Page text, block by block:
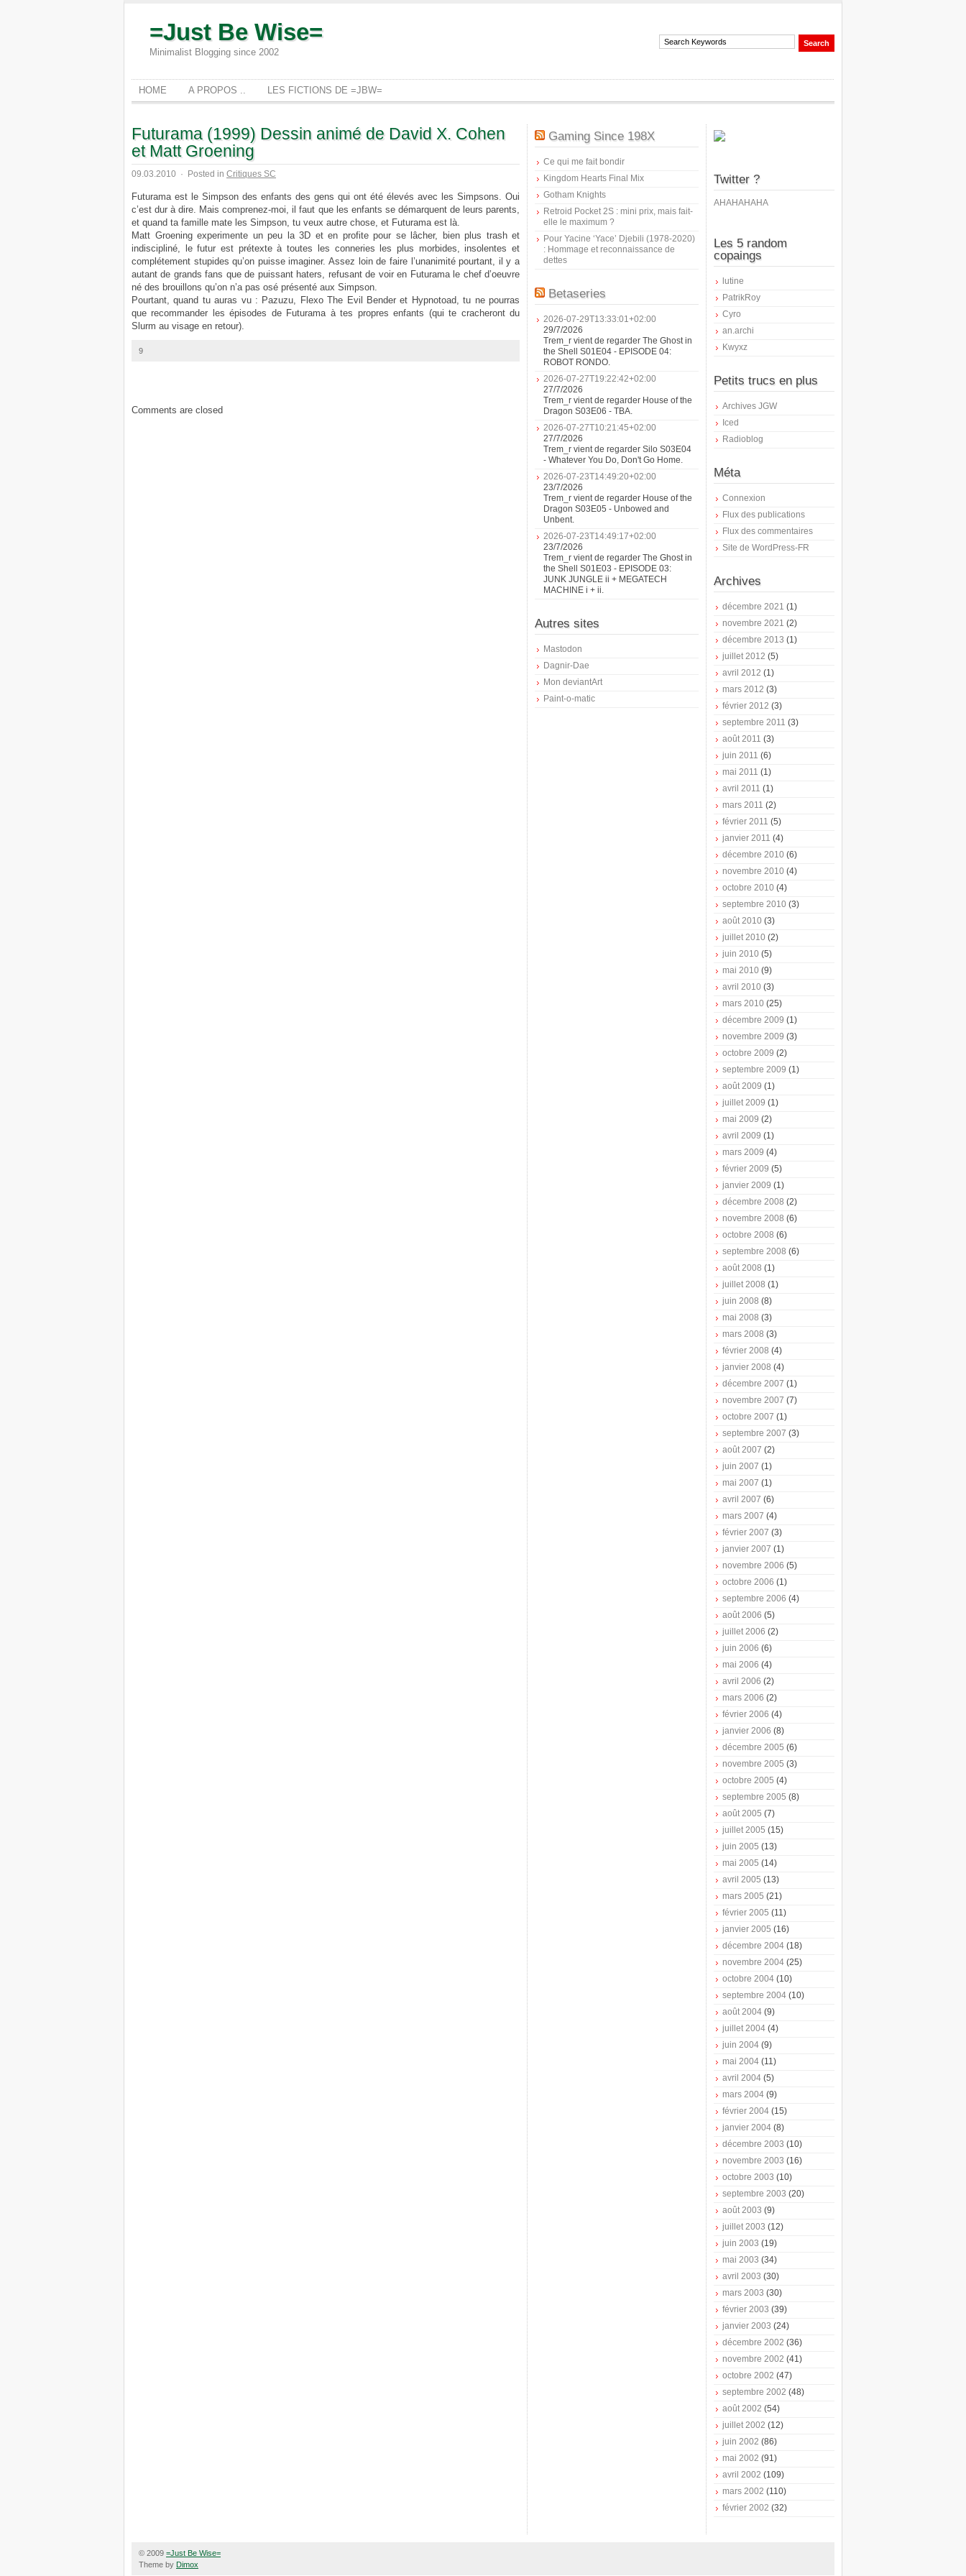
=Just Be Wise=
Minimalist Blogging since 2002
HOME A PROPOS .. LES FICTIONS DE =JBW=
Futurama (1999) Dessin animé de David X. Cohen
et Matt Groening
09.03.2010 · Posted in Critiques SC
Futurama est le Simpson des enfants des gens qui ont été élevés avec les Simpsons. Oui
c’est dur à dire. Mais comprenez-moi, il faut que les enfants se démarquent de leurs parents,
et quand ta famille mate les Simpson, tu veux autre chose, et Futurama est là.
Matt Groening experimente un peu la 3D et en profite pour se lâcher, bien plus trash et
indiscipliné, le futur est prétexte à toutes les conneries les plus morbides, insolentes et
complétement stupides qu’on puisse imaginer. Assez loin de faire l’unanimité pourtant, il y a
autant de grands fans que de puissant haters, refusant de voir en Futurama le chef d’oeuvre
né des brouillons qu’on n’a pas osé présenté aux Simpson.
Pourtant, quand tu auras vu : Pazuzu, Flexo The Evil Bender et Hypnotoad, tu ne pourras
que recommander les épisodes de Futurama à tes propres enfants (qui te cracheront du
Slurm au visage en retour).
9
Comments are closed
Gaming Since 198X
Ce qui me fait bondir
Kingdom Hearts Final Mix
Gotham Knights
Retroid Pocket 2S : mini prix, mais fait-
elle le maximum ?
Pour Yacine ‘Yace’ Djebili (1978-2020)
: Hommage et reconnaissance de
dettes
Betaseries
2026-07-29T13:33:01+02:00
29/7/2026
Trem_r vient de regarder The Ghost in
the Shell S01E04 - EPISODE 04:
ROBOT RONDO.
2026-07-27T19:22:42+02:00
27/7/2026
Trem_r vient de regarder House of the
Dragon S03E06 - TBA.
2026-07-27T10:21:45+02:00
27/7/2026
Trem_r vient de regarder Silo S03E04
- Whatever You Do, Don't Go Home.
2026-07-23T14:49:20+02:00
23/7/2026
Trem_r vient de regarder House of the
Dragon S03E05 - Unbowed and
Unbent.
2026-07-23T14:49:17+02:00
23/7/2026
Trem_r vient de regarder The Ghost in
the Shell S01E03 - EPISODE 03:
JUNK JUNGLE ii + MEGATECH
MACHINE i + ii.
Autres sites
Mastodon
Dagnir-Dae
Mon deviantArt
Paint-o-matic
Twitter ?
AHAHAHAHA
Les 5 random
copaings
lutine
PatrikRoy
Cyro
an.archi
Kwyxz
Petits trucs en plus
Archives JGW
Iced
Radioblog
Méta
Connexion
Flux des publications
Flux des commentaires
Site de WordPress-FR
Archives
décembre 2021 (1)
novembre 2021 (2)
décembre 2013 (1)
juillet 2012 (5)
avril 2012 (1)
mars 2012 (3)
février 2012 (3)
septembre 2011 (3)
août 2011 (3)
juin 2011 (6)
mai 2011 (1)
avril 2011 (1)
mars 2011 (2)
février 2011 (5)
janvier 2011 (4)
décembre 2010 (6)
novembre 2010 (4)
octobre 2010 (4)
septembre 2010 (3)
août 2010 (3)
juillet 2010 (2)
juin 2010 (5)
mai 2010 (9)
avril 2010 (3)
mars 2010 (25)
décembre 2009 (1)
novembre 2009 (3)
octobre 2009 (2)
septembre 2009 (1)
août 2009 (1)
juillet 2009 (1)
mai 2009 (2)
avril 2009 (1)
mars 2009 (4)
février 2009 (5)
janvier 2009 (1)
décembre 2008 (2)
novembre 2008 (6)
octobre 2008 (6)
septembre 2008 (6)
août 2008 (1)
juillet 2008 (1)
juin 2008 (8)
mai 2008 (3)
mars 2008 (3)
février 2008 (4)
janvier 2008 (4)
décembre 2007 (1)
novembre 2007 (7)
octobre 2007 (1)
septembre 2007 (3)
août 2007 (2)
juin 2007 (1)
mai 2007 (1)
avril 2007 (6)
mars 2007 (4)
février 2007 (3)
janvier 2007 (1)
novembre 2006 (5)
octobre 2006 (1)
septembre 2006 (4)
août 2006 (5)
juillet 2006 (2)
juin 2006 (6)
mai 2006 (4)
avril 2006 (2)
mars 2006 (2)
février 2006 (4)
janvier 2006 (8)
décembre 2005 (6)
novembre 2005 (3)
octobre 2005 (4)
septembre 2005 (8)
août 2005 (7)
juillet 2005 (15)
juin 2005 (13)
mai 2005 (14)
avril 2005 (13)
mars 2005 (21)
février 2005 (11)
janvier 2005 (16)
décembre 2004 (18)
novembre 2004 (25)
octobre 2004 (10)
septembre 2004 (10)
août 2004 (9)
juillet 2004 (4)
juin 2004 (9)
mai 2004 (11)
avril 2004 (5)
mars 2004 (9)
février 2004 (15)
janvier 2004 (8)
décembre 2003 (10)
novembre 2003 (16)
octobre 2003 (10)
septembre 2003 (20)
août 2003 (9)
juillet 2003 (12)
juin 2003 (19)
mai 2003 (34)
avril 2003 (30)
mars 2003 (30)
février 2003 (39)
janvier 2003 (24)
décembre 2002 (36)
novembre 2002 (41)
octobre 2002 (47)
septembre 2002 (48)
août 2002 (54)
juillet 2002 (12)
juin 2002 (86)
mai 2002 (91)
avril 2002 (109)
mars 2002 (110)
février 2002 (32)
© 2009 =Just Be Wise=
Theme by Dimox